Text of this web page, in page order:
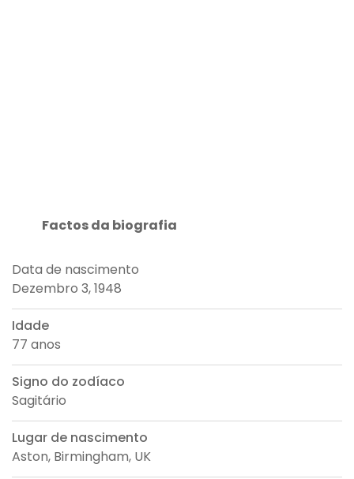
Factos da biografia
Data de nascimento
Dezembro 3, 1948
Idade
77 anos
Signo do zodíaco
Sagitário
Lugar de nascimento
Aston, Birmingham, UK